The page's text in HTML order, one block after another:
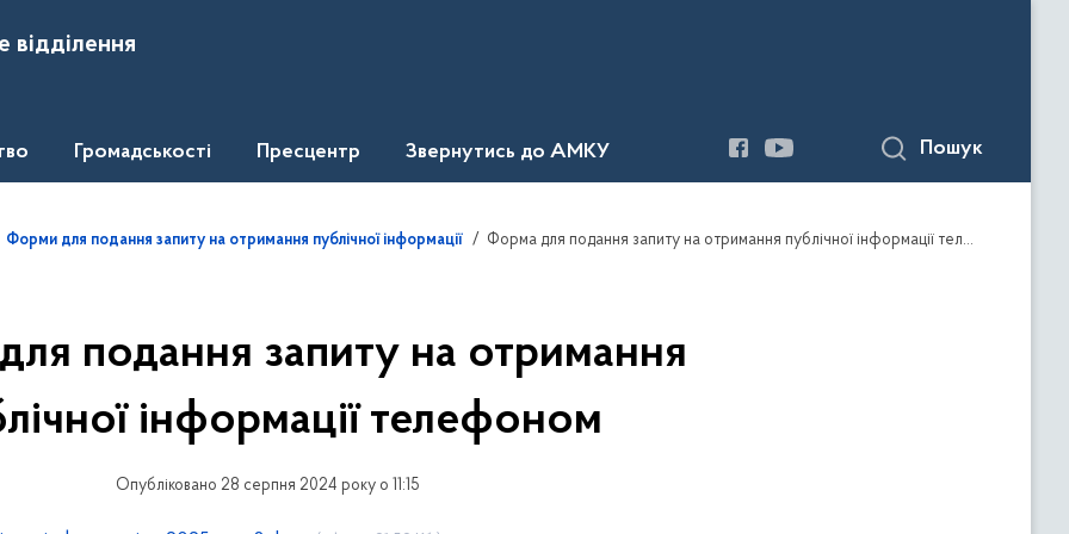
відділення
Громадськості Пресцентр Звернутись до АМКУ Пошук
Форми для подання запиту на отримання публічної інформації Форма для подання запиту на отримання публічної інформації телефоном
подання запиту на отримання
інформації телефоном
Опубліковано 28 серпня 2024 року о 11:15